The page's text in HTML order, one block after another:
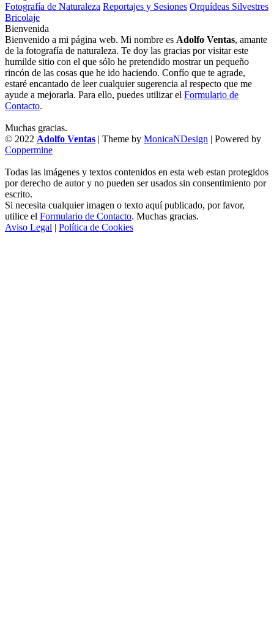
Fotografía de Naturaleza Reportajes y Sesiones Orquídeas Silvestres
Bricolaje
Bienvenida
Bienvenido a mi página web. Mi nombre es Adolfo Ventas, amante
de la fotografía de naturaleza. Te doy las gracias por visitar este
humilde sitio con el que sólo he pretendido mostrar un pequeño
rincón de las cosas que he ido haciendo. Confío que te agrade,
estaré encantado de leer cualquier sugerencia al respecto que me
ayude a mejorarla. Para ello, puedes utilizar el Formulario de
Contacto.
Muchas gracias.
© 2022 Adolfo Ventas | Theme by MonicaNDesign | Powered by
Coppermine
Todas las imágenes y textos contenidos en esta web estan protegidos
por derecho de autor y no pueden ser usados sin consentimiento por
escrito.
Si necesita cualquier imagen o texto aquí publicado, por favor,
utilice el Formulario de Contacto. Muchas gracias.
Aviso Legal | Política de Cookies